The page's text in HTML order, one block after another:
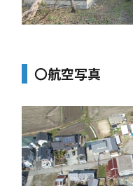
〇航空写真